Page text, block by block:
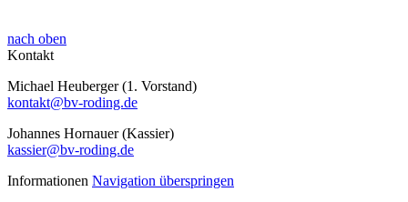
nach oben
Kontakt
Michael Heuberger (1. Vorstand)
kontakt@bv-roding.de
Johannes Hornauer (Kassier)
kassier@bv-roding.de
Informationen Navigation überspringen